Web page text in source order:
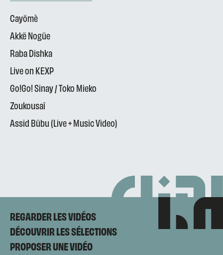
Cayömè
Akkë Nogüe
Raba Dishka
Live on KEXP
Go!Go! Sinay / Toko Mieko
Zoukousaï
Assid Bübu (Live + Music Video)
REGARDER LES VIDÉOS
DÉCOUVRIR LES SÉLECTIONS
PROPOSER UNE VIDÉO